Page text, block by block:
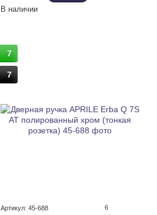
В наличии
7
7
Артикул: 45-688 6